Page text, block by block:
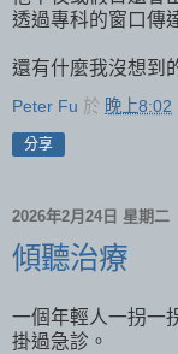
透過專科的窗口傳
還有什麼我沒想到
Peter Fu 於 晚上8:02
分享
2026年2月24日 星期二
傾聽治療
一個年輕人一拐一
掛過急診。